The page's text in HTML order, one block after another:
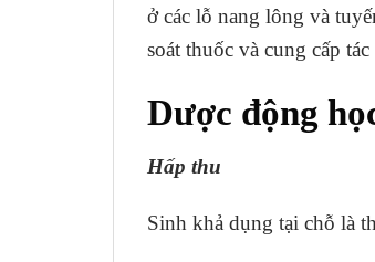
ở các lỗ nang lông và
soát thuốc và cung cấp
Dược động
Hấp thu
Sinh khả dụng tại chỗ là